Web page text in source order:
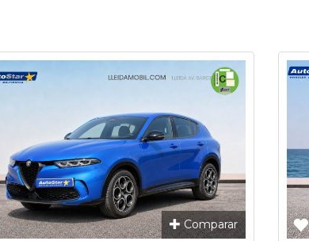
Comparar